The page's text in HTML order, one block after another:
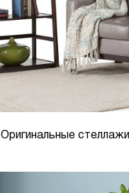
Оригинальные стеллажи